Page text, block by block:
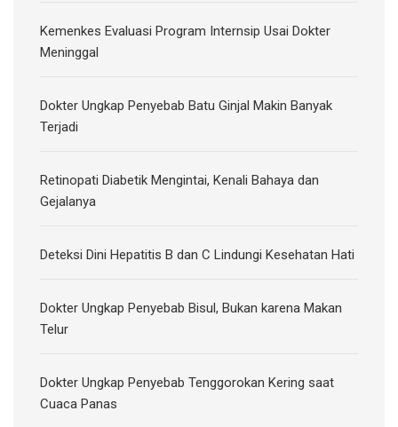
Kemenkes Evaluasi Program Internsip Usai Dokter
Meninggal
Dokter Ungkap Penyebab Batu Ginjal Makin Banyak
Terjadi
Retinopati Diabetik Mengintai, Kenali Bahaya dan
Gejalanya
Deteksi Dini Hepatitis B dan C Lindungi Kesehatan Hati
Dokter Ungkap Penyebab Bisul, Bukan karena Makan
Telur
Dokter Ungkap Penyebab Tenggorokan Kering saat
Cuaca Panas